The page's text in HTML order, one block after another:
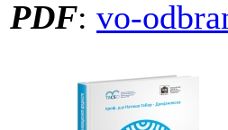
PDF: vo-